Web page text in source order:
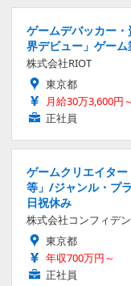
ゲームデバッカー
界デビュー」ゲー
株式会社RIOT
東京都
月給30万3,600円
正社員
ゲームクリエイタ
等」/ジャンル・プ
日祝休み
株式会社コンフィデ
東京都
年収700万円～
正社員